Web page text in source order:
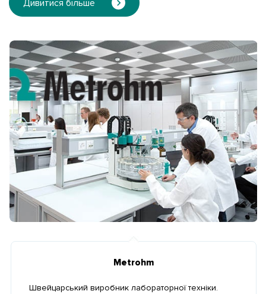
Дивитися більше
Metrohm
Швейцарський виробник лабораторної техніки.